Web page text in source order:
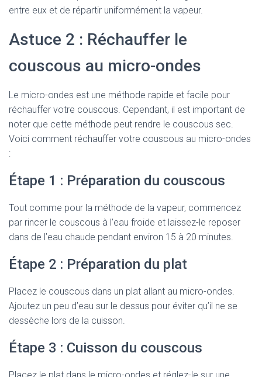
entre eux et de répartir uniformément la vapeur.
Astuce 2 : Réchauffer le
couscous au micro-ondes
Le micro-ondes est une méthode rapide et facile pour
réchauffer votre couscous. Cependant, il est important de
noter que cette méthode peut rendre le couscous sec.
Voici comment réchauffer votre couscous au micro-ondes
:
Étape 1 : Préparation du couscous
Tout comme pour la méthode de la vapeur, commencez
par rincer le couscous à l’eau froide et laissez-le reposer
dans de l’eau chaude pendant environ 15 à 20 minutes.
Étape 2 : Préparation du plat
Placez le couscous dans un plat allant au micro-ondes.
Ajoutez un peu d’eau sur le dessus pour éviter qu’il ne se
dessèche lors de la cuisson.
Étape 3 : Cuisson du couscous